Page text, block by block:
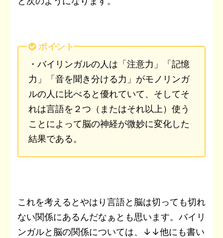
ポイント
・バイリンガルの人は「注意力」「記憶
力」「音を聞き分ける力」がモノリンガ
ルの人に比べると優れていて、そしてそ
れは言語を２つ（またはそれ以上）使う
ことによって脳の神経が微妙に変化した
結果である。
これを考えるとやはり言語と脳は切っても切れ
ない関係にあるんだなぁとも思います。バイリ
ンガルと脳の関係については、↓↓他にも書い